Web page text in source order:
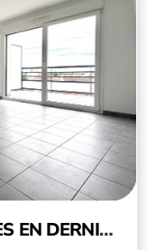
EN DERNIER